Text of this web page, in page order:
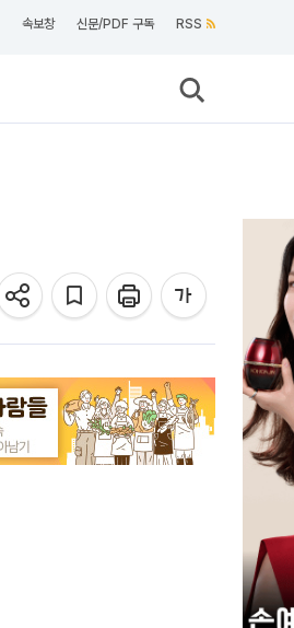
속보창 신문/PDF 구독 RSS